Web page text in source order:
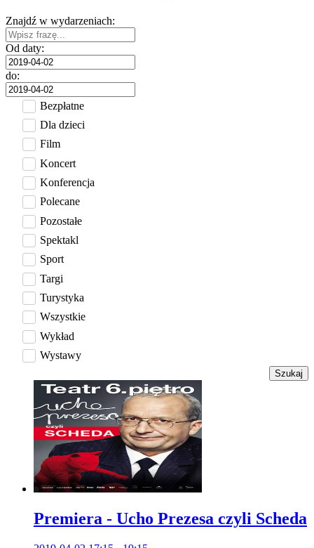
Znajdź w wydarzeniach:
Od daty:
do:
Bezpłatne
Dla dzieci
Film
Koncert
Konferencja
Polecane
Pozostałe
Spektakl
Sport
Targi
Turystyka
Wszystkie
Wykład
Wystawy
Szukaj
Premiera - Ucho Prezesa czyli Scheda